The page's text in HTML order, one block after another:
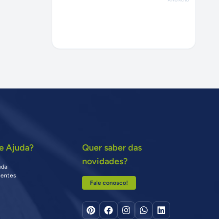
Ajuda?
Quer saber das
novidades?
Fale conosco!